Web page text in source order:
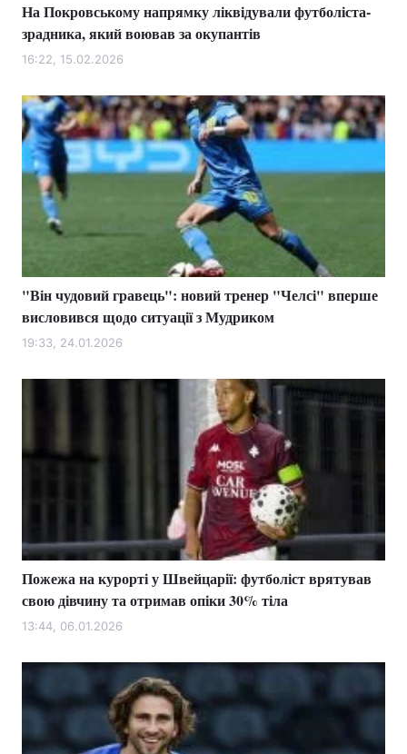
На Покровському напрямку ліквідували футболіста-
зрадника, який воював за окупантів
16:22, 15.02.2026
"Він чудовий гравець": новий тренер "Челсі" вперше
висловився щодо ситуації з Мудриком
19:33, 24.01.2026
Пожежа на курорті у Швейцарії: футболіст врятував
свою дівчину та отримав опіки 30% тіла
13:44, 06.01.2026